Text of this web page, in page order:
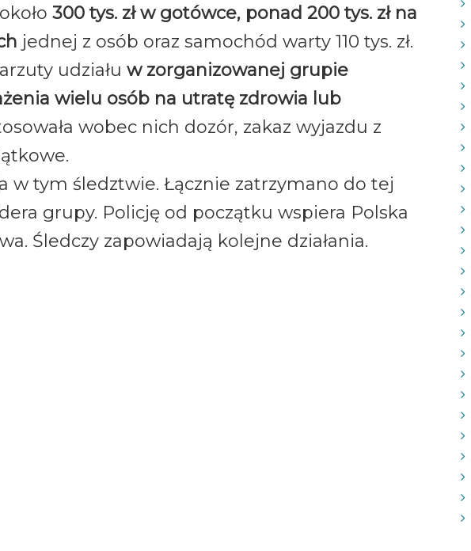
300 tys. zł w gotówce, ponad 200 tys. zł na
jednej z osób oraz samochód warty 110 tys. zł.
udziału w zorganizowanej grupie
wielu osób na utratę zdrowia lub
wobec nich dozór, zakaz wyjazdu z
w tym śledztwie. Łącznie zatrzymano do tej
grupy. Policję od początku wspiera Polska
Śledczy zapowiadają kolejne działania.